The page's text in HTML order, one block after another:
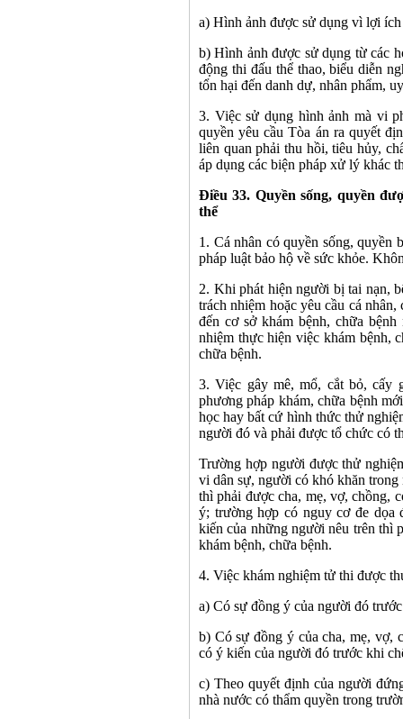
a) Hình ảnh được sử dụng vì lợi
b) Hình ảnh được sử dụng từ các
động thi đấu thể thao, biểu diễn
tổn hại đến danh dự, nhân phẩm,
3. Việc sử dụng hình ảnh mà vi
quyền yêu cầu Tòa án ra quyết
liên quan phải thu hồi, tiêu hủy,
áp dụng các biện pháp xử lý khác
Điều 33. Quyền sống, quyền
thể
1. Cá nhân có quyền sống, quyền
pháp luật bảo hộ về sức khỏe.
2. Khi phát hiện người bị tai nạn,
trách nhiệm hoặc yêu cầu cá
đến cơ sở khám bệnh, chữa
nhiệm thực hiện việc khám bệnh,
chữa bệnh.
3. Việc gây mê, mổ, cắt bỏ, cấy
phương pháp khám, chữa bệnh
học hay bất cứ hình thức thử
người đó và phải được tổ chức có
Trường hợp người được thử
vi dân sự, người có khó khăn trong
thì phải được cha, mẹ, vợ, chồng,
ý; trường hợp có nguy cơ đe dọa
kiến của những người nêu trên thì
khám bệnh, chữa bệnh.
4. Việc khám nghiệm tử thi được
a) Có sự đồng ý của người đó
b) Có sự đồng ý của cha, mẹ, vợ,
có ý kiến của người đó trước khi
c) Theo quyết định của người
nhà nước có thẩm quyền trong